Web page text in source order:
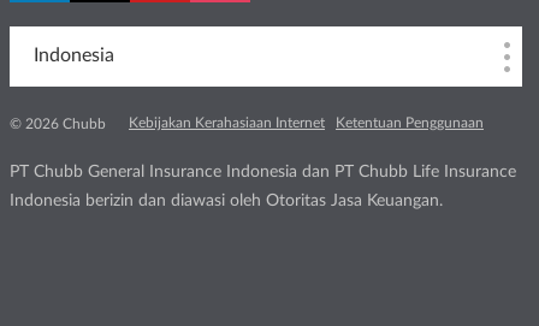
Indonesia
© 2026 Chubb Kebijakan Kerahasiaan Internet Ketentuan Penggunaan
PT Chubb General Insurance Indonesia dan PT Chubb Life Insurance
Indonesia berizin dan diawasi oleh Otoritas Jasa Keuangan.